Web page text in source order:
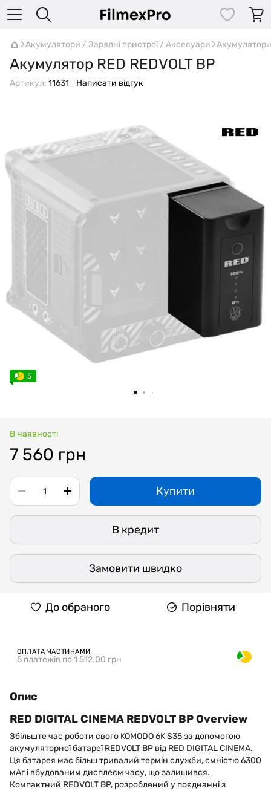
Акумулятори / Зарядні пристрої / Аксесуари Акумулятори
Акумулятор RED REDVOLT BP
Артикул: 11631 Написати відгук
5
В наявності
7 560 грн
Купити
В кредит
Замовити швидко
До обраного Порівняти
ОПЛАТА ЧАСТИНАМИ
5 платежів по 1 512.00 грн
Опис
RED DIGITAL CINEMA REDVOLT BP Overview
Збільште час роботи свого KOMODO 6K S35 за допомогою
акумуляторної батареї REDVOLT BP від RED DIGITAL CINEMA.
Ця батарея має більш тривалий термін служби, ємністю 6300
мАг і вбудованим дисплеєм часу, що залишився.
Компактний REDVOLT BP, розроблений у поєднанні з